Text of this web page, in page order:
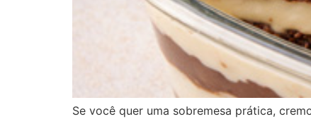
Se você quer uma sobremesa prática,